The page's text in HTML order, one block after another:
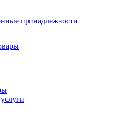
принадлежности